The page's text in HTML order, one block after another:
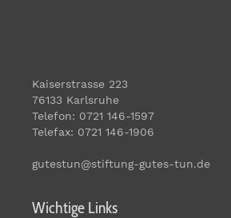
Kaiserstrasse 223
76133 Karlsruhe
Telefon: 0721 146-1597
Telefax: 0721 146-1906
gutestun@stiftung-gutes-tun.de
Wichtige Links